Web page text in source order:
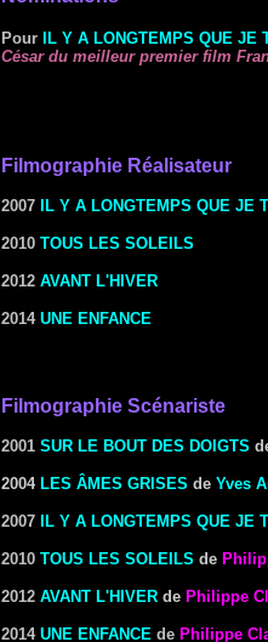
Pour
IL Y A LONGTEMPS QUE JE
César du meilleur premier film
Filmographie Réalisateur
2007 IL Y A LONGTEMPS QUE JE
2010 TOUS LES SOLEILS
2012 AVANT L'HIVER
2014 UNE ENFANCE
Filmographie Scénariste
2001 SUR LE BOUT DES DOIGTS
2004 LES ÂMES GRISES de Yves
2007 IL Y A LONGTEMPS QUE JE
2010 TOUS LES SOLEILS de
2012 AVANT L'HIVER de Philippe
2014 UNE ENFANCE de Philippe